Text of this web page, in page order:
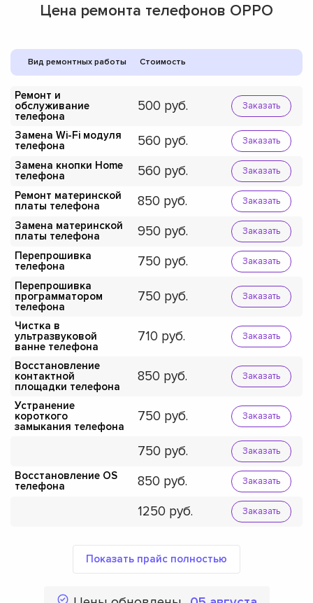
Цена ремонта телефонов OPPO
Вид ремонтных работы Стоимость
Ремонт и
обслуживание
телефона
500 Заказать
Замена Wi-Fi модуля
телефона
560 Заказать
Замена кнопки Home
телефона
560 Заказать
Ремонт материнской
платы телефона
850 Заказать
Замена материнской
платы телефона
950 Заказать
Перепрошивка
телефона
750 Заказать
Перепрошивка
программатором
телефона
750 Заказать
Чистка в
ультразвуковой
ванне телефона
710 Заказать
Восстановление
контактной
площадки телефона
850 Заказать
Устранение
короткого
замыкания телефона
750 Заказать
750 Заказать
Восстановление OS
телефона
850 Заказать
1250 Заказать
Показать прайс полностью